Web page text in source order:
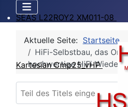
SEAS L22ROY2 XM011-08
Kartesian Cmp25_vHP
Aktuelle Seite: Startseite
HiFi-Selbstbau, das
hochwertige HiFi